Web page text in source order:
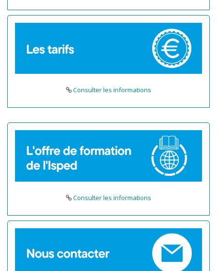
Consulter les informations
Consulter les informations